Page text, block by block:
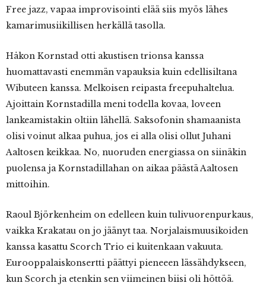
Free jazz, vapaa improvisointi elää siis myös lähes
kamarimusiikillisen herkällä tasolla.
Håkon Kornstad otti akustisen trionsa kanssa
huomattavasti enemmän vapauksia kuin edellisiltana
Wibuteen kanssa. Melkoisen reipasta freepuhaltelua.
Ajoittain Kornstadilla meni todella kovaa, loveen
lankeamistakin oltiin lähellä. Saksofonin shamaanista
olisi voinut alkaa puhua, jos ei alla olisi ollut Juhani
Aaltosen keikkaa. No, nuoruden energiassa on siinäkin
puolensa ja Kornstadillahan on aikaa päästä Aaltosen
mittoihin.
Raoul Björkenheim on edelleen kuin tulivuorenpurkaus,
vaikka Krakatau on jo jäänyt taa. Norjalaismuusikoiden
kanssa kasattu Scorch Trio ei kuitenkaan vakuuta.
Eurooppalaiskonsertti päättyi pieneeen lässähdykseen,
kun Scorch ja etenkin sen viimeinen biisi oli höttöä.